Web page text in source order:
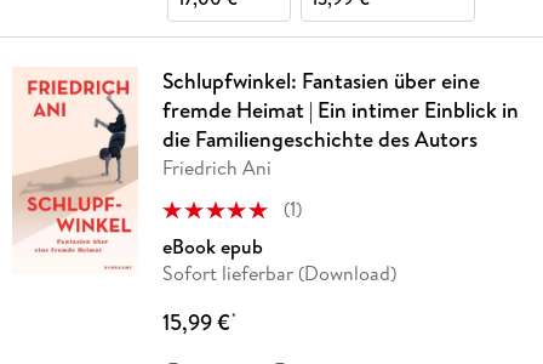
Schlupfwinkel: Fantasien über eine
fremde Heimat | Ein intimer Einblick in
die Familiengeschichte des Autors
Friedrich Ani
(1)
eBook epub
Sofort lieferbar (Download)
15,99 €*